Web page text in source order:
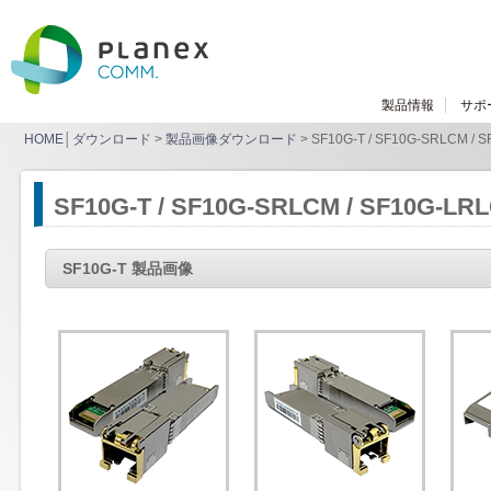
製品情報 サポ
HOME ダウンロード > 製品画像ダウンロード > SF10G-T / SF10G-SRLCM /
SF10G-T / SF10G-SRLCM / SF10G-
SF10G-T 製品画像